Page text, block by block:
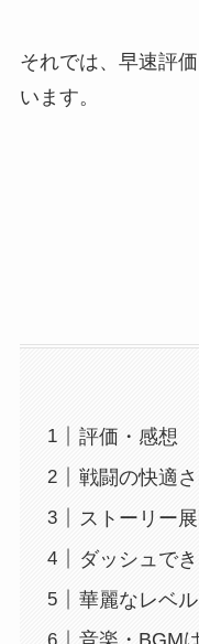
それでは、早速評
います。
評価・感想
戦闘の快適
ストーリー
ダッシュで
華麗なレベ